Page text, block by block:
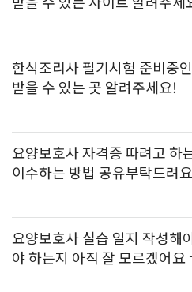
한식조리사 필기시험 준비중
받을 수 있는 곳 알려주세요!
요양보호사 자격증 따려고 하
이수하는 방법 공유부탁드려
요양보호사 실습 일지 작성해
야 하는지 아직 잘 모르겠어